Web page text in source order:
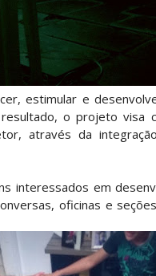
estimular e
o projeto visa
através da
interessados em
oficinas e